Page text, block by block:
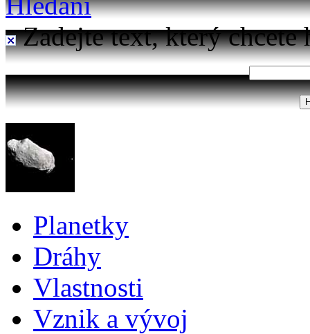
Zadejte text, který chcete
Planetky
Dráhy
Vlastnosti
Vznik a vývoj